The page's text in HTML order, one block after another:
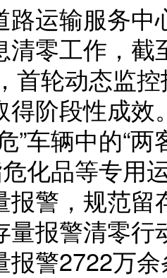
输服务中
清零工作，截
首轮动态监
得阶段性成效
辆中的“两
危化品等专用
报警，规范
量报警清零
报警2722万